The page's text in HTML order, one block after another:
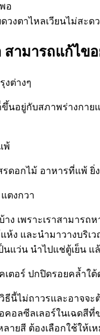
อ
วงตาไหลเวียนไม่สะ
ามารถแก้ไขอ
งต่างๆ
ขึ้นอยู่กับสภาพร่างกา
พ้
รดอกไม้ อาหารที่แพ้
ตงกวา
ง เพราะเราสามารถ
ง และนำมาวางบริเ
นแว่น นำไปแช่ตู้เย็น
ตอร์ ปกปิดรอยคล้ำใต้
นี้ไม่ถาวรและอาจจะ
คอลซีลเลอร์ในเฉดสี
ลายสี ต้องเลือกใช้ใ